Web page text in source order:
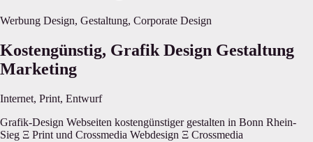
Werbung Design, Gestaltung, Corporate Design
Kostengünstig, Grafik Design Gestaltung
Marketing
Internet, Print, Entwurf
Grafik-Design Webseiten kostengünstiger gestalten in Bonn Rhein-Sieg Ξ Print und Crossmedia Webdesign Ξ Crossmedia Corporatedesign und Consulting und Grafikdesign von Best Market Design - Grafik-, Print- & Webdesign Website Erfolge - Corporatedesign und Consulting von Best Market Design - Grafik-, Print- & Webdesign CI/CD Corporatedesign und Consulting von Best Market Design - Grafik-, Print- & Webdesign Internet Corporatedesign und Consulting von Best Market Design - Grafik-, Print- & Webdesign Corporate Design, Corporate Idendity Webdesign, CMS, Pflege und Betreuung Thomas Roger Schmidt, Best Market Design Bei Konzeption und Design Ihrer Website stehen Inhalt, intuitive Benutzerführung im Vordergrund. Der Besucher möchte schnell an sein Ziel – an die Information oder zum Produkt. Genau das wird beim Aufbau Ihrer Website berücksichtigt. Ebenso spielt das Corporate Design eine entscheidende Rolle. Der Besucher soll wissen, dass er auf Ihrer Seite war und er soll wiederkommen. Barrierefreiheit, Benutzerfreundlichkeit und Sicherheit haben hohe Priorität. Kompetenzen Webdesign & Crossmedia Konzeption – Design – Realisierung – Bertreuung Programmierung Scripte Anwendungen Datenbanken Programmierung Content-Management-Systeme Shopsysteme Paymentsysteme Payment Warenwirtschaftssysteme Suchmaschinenoptimierung Suchmaschinen 3D-Gebäude Google Earth Flash-Banner – Animationen – Videos Animation und Videos Social-/Business Network Sozial Network 3D-Produktdarstellung 360° (Bsp.) 360 Grad Produkte Templates & eMail-Newsletter – PDF eBooks eBooks Betreuung, Aktualisierung und Webpflege Ihrer Online-Inhalte Alle auf dieser Seite gezeigten Markennamen und Logos sind Warenzeichen der jeweiligen Unternehmen und Rechteinhaber. Sie werden der besseren Visualisierung wegen gezeigt und bezeichnet. WebDesign im Corporate Design Web-Design, Composing Best Market Design, Thomas Roger Schmidt Internet webdesign Corporate Design Kundenerfolge Beratung Best Market Design - Graphic-, Print- & Webdesign Web, Internet, Grafik, Logo, Brosch�ren, Diagramme, Illustration Zur Startseite: Thomas Roger Schmidt, Best Market Design Ξ Corporate Design Corporate Design Print | Web | Text | Foto Corporatedesign und Consulting und Grafikdesign von Best Market Design - Grafik-, Print- & Webdesign CI/CD Corporatedesign und Consulting von Best Market Design - Grafik-, Print- & Webdesign Internet Corporatedesign und Consulting von Best Market Design - Grafik-, Print- & Webdesign Kunstdrucke Prints Großformat Corporate Design, Corporate Idendity Broschüren, Kataloge, Folder von Thomas Roger Schmidt, Best Market Design Webseiten kostengünstiger gestalten in Bonn Rhein-Sieg Konzeption und grafische Gestaltung von Marketing- und Werbeunterlagen Frische Ideen und Komplettservice für Kataloge und Broschüren, Zeitschriften... Broschüren, Kataloge, Folder von Thomas Roger Schmidt, Best Market Design Firmendrucksachen, Logos, Briefpapier, Visitenkarten von Thomas Roger Schmidt, Best Market Design Merkantil Design bis Print Firmenlogo, Briefpapier, Visitenkarten, Unternehmenspräsentation, Diagramme, Formulare, Etiketten Zeitschriften, Bücher, Newsletter, Magazine von Thomas Roger Schmidt, Best Market Design Gestaltung von Büchern, eBooks, Kundenzeitungen, Newsletter und Eventkalender; Editorialdesign: Magazine und Zeitschriften Produktpräsentation, Mustermappen von Thomas Roger Schmidt, Best Market Design Haptische und optische Leckerbissen: Produktmustermappen, Webseiten kostengünstiger gestalten in Bonn Rhein-Sieg Produktpräsentationen, Firmenvideos, DVD, Imagefilme, Seminaraufzeichnungen von Thomas Roger Schmidt, Best Market Design Professionelle Firmenpräsentationen für Referenten und Kunden Audio Video: Firmen- und Produktvideos auf DVD oder im Netz DVD-Produktion von Seminaren für Trainer und Coaches VideoDVD-Produktion Seminare und Workshops auf DVD Webseiten kostengünstiger gestalten in Bonn Rhein-Sieg Von der Idee bis zur erfolgreichen Vermarktung Konzeption, Gestaltung und Produktion Ihrer Werbe- und Marketingunterlagen richten sich nach Umfang, Einsatzbereich und Corporate Design. Wenn wir zusammenarbeiten, wird unser Ziel die effiziente bis bestmögliche Vermarktung Ihrer Produkte und Dienstleistungen sein. Im Printbereich spielen die richtige Auswahl von Papier, Drucktechnik und Veredelung eine entscheidende Rolle bei allen Fragen werde ich Sie umfassend beraten. Die Produktion erfolgt gerne im Fullservice. Hier finden Sie eine Auswahl spezieller Produkte Point of Sale: Plakate und Displays, Messestände & Außenwerbung Lesen Sie hier, wie meine Kunden mit meiner Arbeit zufrieden sind. Webseiten kostengünstiger gestalten in Bonn Rhein-Sieg Best Market Design, Grafik Design im Corporate Design, Graphic Design, Composing Best Market Design, Thomas Roger Schmidt Graphic Designer Corporate Design Kundenerfolge Beratung Best Market Design - Graphic-, Print- & Webdesign Grafik, Logo, Brosch�ren, Diagramme, Illustration Thomas Roger Schmidt, Best Market Design Ξ Corporate Design Corporate Design Print | Web | Text | Foto Portrait Top Leistung mit Rabatt Tom Roger Kunstdesign Grafikdesign bearbeiten Bonn Rrhein-Sieg , Print- und Webdesign Coroprate Design, Gestaltung von Plakaten und Broschüren. Webdesign: Erstellung Fashion-Onlineshop, Datenbankerstellung, Paymentsystem-Anbindung Programmierung: Warenwirtschaftssystem-Anbindung... Erstellung Onlineshop, ShopSystem automatische Rechnungserstellung... CI/CD Imagedarstellung, Informationsportal, aktuelle Tarifdarstellung, DB-Anbindung... Imagedarstellung, Kundendialog, Suchmaschinenoptimierung... Energieanbieter, Onlinetarif, Erstellung Tarif-Rechner, Kundenlogin, Adminstration... Kunstdruck Suchmaschinenoptimierung, Online-Bestellmöglichkeit, SEO, Search-Engine-Optimizing. CI/CD Imageauftritt, Fotografie... Herzlich Willkommen bei Best Market Design! Sie sind bei uns genau richtig, wenn . . . ... Sie zielgruppengerecht gestaltete Broschüren, Kataloge, Plakate oder Flyer... benötigen, die Ihre Leistungen oder Produkte bestmöglich darstellen und hervorheben. (beachten Sie auch unsere Spezialbereiche) ... Sie grafische Unterstützung und persönliche Beratung im Branding für Ihr Firmen-Logo oder für Ihr gesamtes Firmen-Erscheinungsbild CI/CD suchen. ... Ihr Internetauftritt ansprechend effektiv und erfolgreich gestaltet werden soll und Ihre Website Online-Werbung in Suchmaschinen weit oben erscheinen soll. ... Sie individuelle Fotografien einen Firmen-Imagefilm oder Präsentationen benötigen... JETZT NEU: Online Eignungs-Check Die richtige Grafik-Agentur? AKTUELL: Informationen für Manager und Führungskräfte Beratung . . Corporate Design . . Printmedien . . Web-Design .. Fotografie . . Text / PR Grafik Images konzipiert, gestaltet und realisiert Ihre Verkaufsunterlagen wie z.B. Broschüren Kataloge Informations-Flyer und Internetseiten. So individuell wie Ihre Firma, sollten auch die Werbeunterlagen für Ihre Leistungen und Produkte sein – so einzigartig wie Ihr Fingerabdruck. Sie sollen sich in Ihren Werbeunnterlagen wiedererkennen und Ihre Kunden sollen sich ein genaues Bild über Ihr Unternehmen und Ihre Leistungen machen können, dass Ihre Kernkompetenzen unterstreicht. Wir erstellen ein Image Ihres Unternehmens, dass Ihr Alleinstellungsmerkmal betont und Sie von Ihren Mitbewerbern abhebt. Wir erstellen auf Wunsch Ihr komplettes Firmen-Erscheinungsbild, angefangen vom Firmen-Signet Ihr Logo auf Briefpapier und Visitenkarten bis hin zu CI/CD-gerechten Messeständen und Veranstaltungen. Ihre Auto- und Außenbeschriftung bekommen Sie genauso bei uns, wie eine Anfahrtskizze oder individuelle Werbe-Postkarten – auch für kleine Werbe-Budgets. So realisieren wir Ihre Projekte Wer in dieser Branche arbeitet, sollte es beherrschen, Briefings konkret umzusetzen und sie den Marktanforderungen entsprechend zu bereichern - wenn es gewünscht ist. Das ist unsere Stärke. Wir denken uns in Ihre Firma hinein, analysieren Ihr Leistungsspektrum, erkennen Ihre Marktvorteile und richten Marketing Kommunikation und Werbeaussagen genau auf Ihre Zielgruppen aus. Vorlagen von der Stange gibt es bei uns nicht! Neben unseren Fähigkeiten in der Kreation und unserer langjähriger Erfahrung steht uns ein umfangreicher DTP-Pool zur Verfügung. Durch die Möglichkeiten unseres Kreativ-Network arbeiten wir auch mit externen Kreativen und Produktionern zusammen. Der Austausch ermöglicht uns ständige Weiterbildung und Trendanalysen. Produktionstechnischen Arbeiten geben wir an Partner wie Druckhäuser und Weiterverarbeiter weiter. Wir organisieren und kontrollieren den Produktionsablauf bis hin zum fertigen Produkt. Werbeagentur Best Market Design Marketing & Corporate Design Bad Honnef Bonn Rhein-Sieg Nordrhein Westfalen Rheinland Pfalz LEISTUNGEN PORTRAIT REFERENZEN KONTAKT Hochwertige Verkaufsunterlagen, DVD-Video Marketing & Corporate Design Marketing Mix Werbung Marketing & Corporate Design Geschäftsaustattung. Design. Brand. Vertrieb. Messen. POS. Zeitschriften. Kataloge. Websites. Responsives Design. Onlineshops. SEO. PR. eBooks. Text. Foto. Video. Für Sie entwickeln und verwirklichen wir Lösungen! Fullservice Agentur Marketing Corporate Design Grafik-Design MARKETING & CORPORATE DESIGN Als Entscheider eines Unternehmens ist es Ihr Ziel, Kommunikation und Informationsfluss zu Ihren Kunden herzustellen bzw. zu erhalten und Ihre Produkte/Dienstleitungen bestmöglich abzubilden. Sie wollen Neukunden gewinnen und Bestandskunden binden. Wie erfolgreich ist Ihre Kommunikation? Welche Botschaft senden Sie und wie wird sie vom Kunden wahrgenommen? Welche Bedürfnisse hat ihr Kunde und wie ist seine Bereitschaft, Ihre Informationen aufzunehmen? firma bessere online internet suchen finden grafik design Corporatedesign und Consulting und Grafikdesign von Best Market Design - Grafik-, Print- & Webdesign Website Erfo